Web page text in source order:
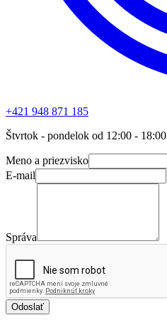
+421 948 871 185
Štvrtok - pondelok od 12:00 - 18:00
Meno a priezvisko
E-mail
Správa
Odoslať